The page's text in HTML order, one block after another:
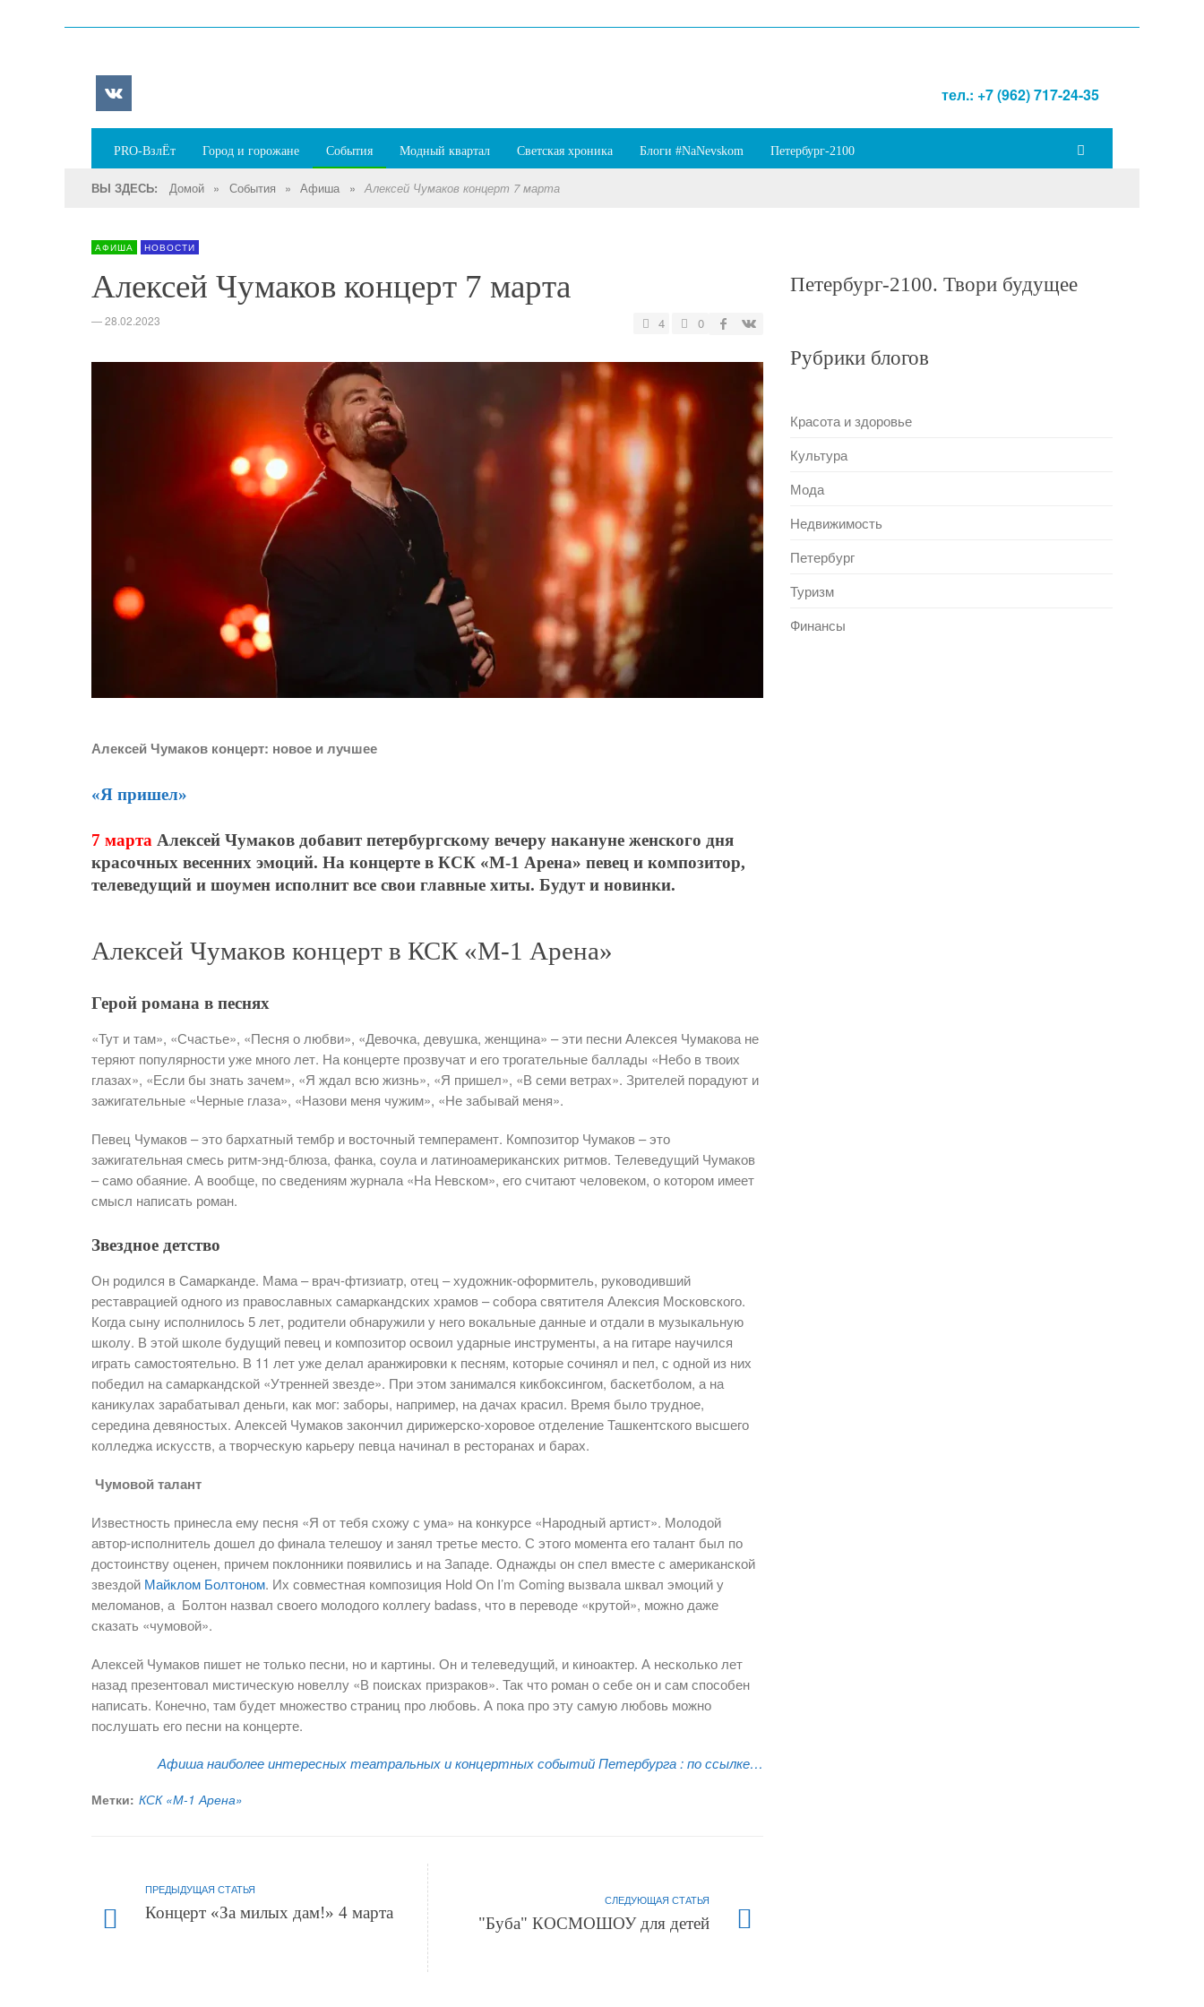
тел.: +7 (962) 717-24-35
PRO-ВзлЁт Город и горожане События Модный квартал Светская хроника Блоги #NaNevskom Петербург-2100
ВЫ ЗДЕСЬ: Домой » События » Афиша » Алексей Чумаков концерт 7 марта
АФИША НОВОСТИ
Алексей Чумаков концерт 7 марта
—28.02.2023 4 0
Алексей Чумаков концерт: новое и лучшее
«Я пришел»
7 марта Алексей Чумаков добавит петербургскому вечеру накануне женского дня
красочных весенних эмоций. На концерте в КСК «М-1 Арена» певец и композитор,
телеведущий и шоумен исполнит все свои главные хиты. Будут и новинки.
Алексей Чумаков концерт в КСК «М-1 Арена»
Герой романа в песнях
«Тут и там», «Счастье», «Песня о любви», «Девочка, девушка, женщина» – эти песни Алексея Чумакова не
теряют популярности уже много лет. На концерте прозвучат и его трогательные баллады «Небо в твоих
глазах», «Если бы знать зачем», «Я ждал всю жизнь», «Я пришел», «В семи ветрах». Зрителей порадуют и
зажигательные «Черные глаза», «Назови меня чужим», «Не забывай меня».
Певец Чумаков – это бархатный тембр и восточный темперамент. Композитор Чумаков – это
зажигательная смесь ритм-энд-блюза, фанка, соула и латиноамериканских ритмов. Телеведущий Чумаков
– само обаяние. А вообще, по сведениям журнала «На Невском», его считают человеком, о котором имеет
смысл написать роман.
Звездное детство
Он родился в Самарканде. Мама – врач-фтизиатр, отец – художник-оформитель, руководивший
реставрацией одного из православных самаркандских храмов – собора святителя Алексия Московского.
Когда сыну исполнилось 5 лет, родители обнаружили у него вокальные данные и отдали в музыкальную
школу. В этой школе будущий певец и композитор освоил ударные инструменты, а на гитаре научился
играть самостоятельно. В 11 лет уже делал аранжировки к песням, которые сочинял и пел, с одной из них
победил на самаркандской «Утренней звезде». При этом занимался кикбоксингом, баскетболом, а на
каникулах зарабатывал деньги, как мог: заборы, например, на дачах красил. Время было трудное,
середина девяностых. Алексей Чумаков закончил дирижерско-хоровое отделение Ташкентского высшего
колледжа искусств, а творческую карьеру певца начинал в ресторанах и барах.
Чумовой талант
Известность принесла ему песня «Я от тебя схожу с ума» на конкурсе «Народный артист». Молодой
автор-исполнитель дошел до финала телешоу и занял третье место. С этого момента его талант был по
достоинству оценен, причем поклонники появились и на Западе. Однажды он спел вместе с американской
звездой Майклом Болтоном. Их совместная композиция Hold On I’m Coming вызвала шквал эмоций у
меломанов, а Болтон назвал своего молодого коллегу badass, что в переводе «крутой», можно даже
сказать «чумовой».
Алексей Чумаков пишет не только песни, но и картины. Он и телеведущий, и киноактер. А несколько лет
назад презентовал мистическую новеллу «В поисках призраков». Так что роман о себе он и сам способен
написать. Конечно, там будет множество страниц про любовь. А пока про эту самую любовь можно
послушать его песни на концерте.
Афиша наиболее интересных театральных и концертных событий Петербурга :по ссылке…
Метки: КСК «М-1 Арена»
ПРЕДЫДУЩАЯ СТАТЬЯ
Концерт «За милых дам!» 4 марта
СЛЕДУЮЩАЯ СТАТЬЯ
"Буба" КОСМОШОУ для детей
Петербург-2100. Твори будущее
Рубрики блогов
Красота и здоровье
Культура
Мода
Недвижимость
Петербург
Туризм
Финансы